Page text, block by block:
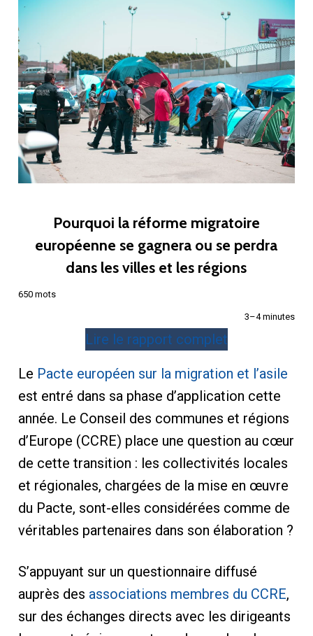
Pourquoi la réforme migratoire
européenne se gagnera ou se perdra
dans les villes et les régions
650 mots
3–4 minutes
Lire le rapport complet
Le Pacte européen sur la migration et l’asile
est entré dans sa phase d’application cette
année. Le Conseil des communes et régions
d’Europe (CCRE) place une question au cœur
de cette transition : les collectivités locales
et régionales, chargées de la mise en œuvre
du Pacte, sont-elles considérées comme de
véritables partenaires dans son élaboration ?
S’appuyant sur un questionnaire diffusé
auprès des associations membres du CCRE,
sur des échanges directs avec les dirigeants